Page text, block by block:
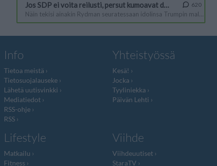
Info
Tietoa meistä
Tietosuojalauseke
Lähetä uutisvinkki
Mediatiedot
RSS-ohje
RSS
Yhteistyössä
Kesä!
Jocka
Tyyliniekka
Päivän Lehti
Lifestyle
Matkailu
Fitness
Viihde
Viihdeuutiset
StaraTV